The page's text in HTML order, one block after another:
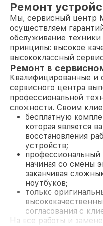
Ремонт
Мы, сервисный центр
осуществляем
обслуживание
принципы: высокое
высококлассный
Ремонт в
Квалифицированные и
сервисного центра
профессиональной
сложности. Своим
бесплатную
которая является
восстановления
устройств;
начиная со смены
заканчивая
ноутбуков;
только
согласования с
На все работы и